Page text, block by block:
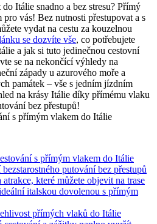
Itálie snadno a bez stresu? Přímý
vás! Bez nutnosti přestupovat a s
vydat na cestu za kouzelnou
se dozvíte vše, co potřebujete
a jak si tuto jedinečnou cestovní
se na nekončící výhledy na
západy u azurového moře a
památek – vše s jedním jízdním
na krásy Itálie díky přímému vlaku
bez přestupů!
s přímým vlakem do Itálie
putování bez přestupů
atrakce, které můžete objevit na trase
italskou dovolenou s přímým
přímých vlaků do Itálie